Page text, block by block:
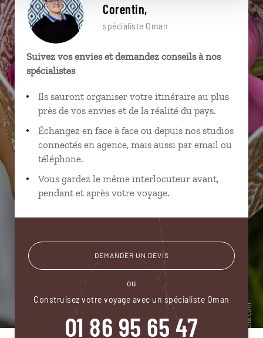
Corentin,
spécialiste Oman
Suivez vos envies et demandez conseils à nos
spécialistes
Ils sauront organiser votre itinéraire au plus
près de vos envies et de la réalité du pays.
Échangez en face à face ou depuis nos studios
connectés en agence, mais aussi par email ou
téléphone.
Vous gardez le même interlocuteur avant,
pendant et après votre voyage.
DEMANDER UN DEVIS
ou
Construisez votre voyage avec un spécialiste Oman
01 86 95 65 47